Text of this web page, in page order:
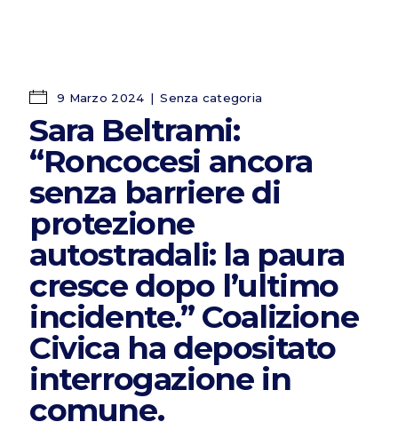
9 Marzo 2024 Senza categoria
Sara Beltrami:
“Roncocesi ancora
senza barriere di
protezione
autostradali: la paura
cresce dopo l’ultimo
incidente.” Coalizione
Civica ha depositato
interrogazione in
comune.